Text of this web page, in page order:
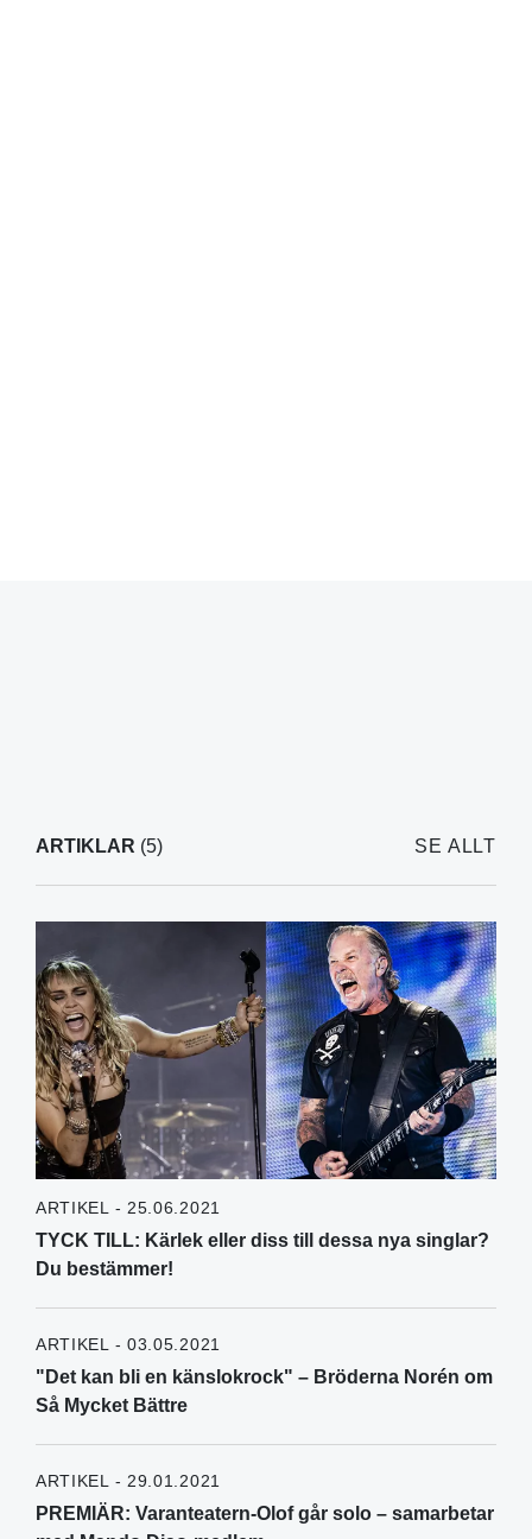
ARTIKLAR (5) SE ALLT
ARTIKEL - 25.06.2021
TYCK TILL: Kärlek eller diss till dessa nya singlar?
Du bestämmer!
ARTIKEL - 03.05.2021
"Det kan bli en känslokrock" – Bröderna Norén om
Så Mycket Bättre
ARTIKEL - 29.01.2021
PREMIÄR: Varanteatern-Olof går solo – samarbetar